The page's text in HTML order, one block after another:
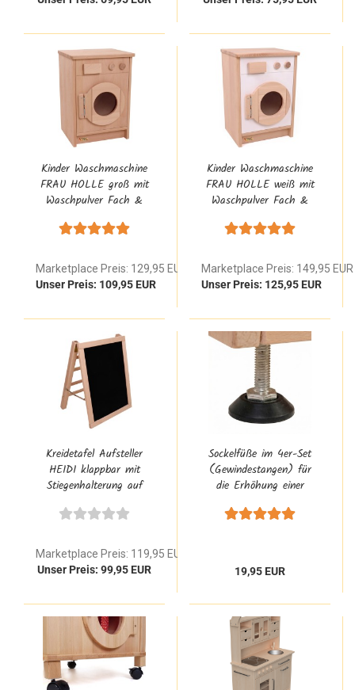
Kinder Waschmaschine
FRAU HOLLE groß mit
Waschpulver Fach &
aus Buche Massivholz
Marketplace Preis: 129,95 EUR
Unser Preis: 109,95 EUR
Kinder Waschmaschine
FRAU HOLLE weiß mit
Waschpulver Fach &
aus Buche Massivholz |
Marketplace Preis: 149,95 EUR
Unser Preis: 125,95 EUR
Kreidetafel Aufsteller
HEIDI klappbar mit
Stiegenhalterung auf
Buchenholz | Kaufladen
Marketplace Preis: 119,95 EUR
Unser Preis: 99,95 EUR
Sockelfüße im 4er-Set
(Gewindestangen) für
die Erhöhung einer
19,95 EUR